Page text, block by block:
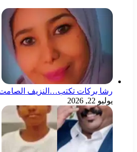
رشا بركات تكتب…النزيف
يوليو 22, 2026